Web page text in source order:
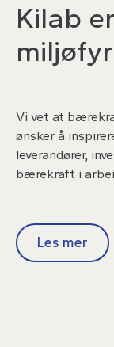
Kilab er
Vi vet at
ønsker å
leverandører,
bærekraft i
Les mer